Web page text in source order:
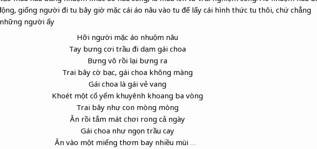
giống người đi tu bây giờ mặc cái áo nâu vào tu để lấy cái hình thức tu thôi, chứ chẳng
người ấy
Hỡi người mặc áo nhuộm nâu
Tay bưng cơi trầu đi dạm gái choa
Bưng vô rồi lại bưng ra
Trai bây cờ bạc, gái choa không màng
Gái choa là gái vẻ vang
Khoét một cổ yếm khuyênh khoang ba vòng
Trai bây như con mòng mòng
Ăn rồi tắm mát chơi rong cả ngày
Gái choa như ngọn trầu cay
Ăn vào một miếng thơm bay nhiều mùi …